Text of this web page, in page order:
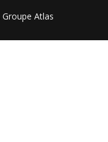
Groupe Atlas